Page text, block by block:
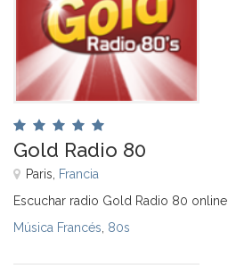
Gold Radio 80
Paris, Francia
Escuchar radio Gold Radio 80 online
Música Francés 80s